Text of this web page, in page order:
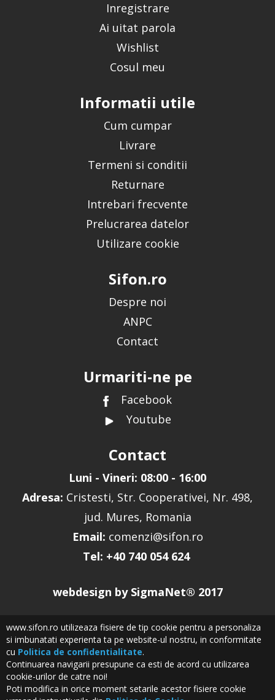
Inregistrare
Ai uitat parola
Wishlist
Cosul meu
Informatii utile
Cum cumpar
Livrare
Termeni si conditii
Returnare
Intrebari frecvente
Prelucrarea datelor
Utilizare cookie
Sifon.ro
Despre noi
ANPC
Contact
Urmariti-ne pe
Facebook
Youtube
Contact
Luni - Vineri: 08:00 - 16:00
Adresa: Cristesti, Str. Cooperativei, Nr. 498,
jud. Mures, Romania
Email: comenzi@sifon.ro
Tel: +40 740 054 624
webdesign by SigmaNet® 2017
www.sifon.ro utilizeaza fisiere de tip cookie pentru a personaliza
si imbunatati experienta ta pe website-ul nostru, in conformitate
cu Politica de confidentialitate.
Continuarea navigarii presupune ca esti de acord cu utilizarea
cookie-urilor de catre noi!
Poti modifica in orice moment setarile acestor fisiere cookie